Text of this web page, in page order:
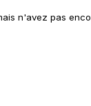
n'avez pas